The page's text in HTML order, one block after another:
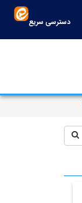
دسترسی سریع